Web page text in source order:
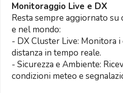
Monitoraggio Live e DX
Resta sempre aggiornato su
e nel mondo:
- DX Cluster Live: Monitora
distanza in tempo reale.
- Sicurezza e Ambiente:
condizioni meteo e